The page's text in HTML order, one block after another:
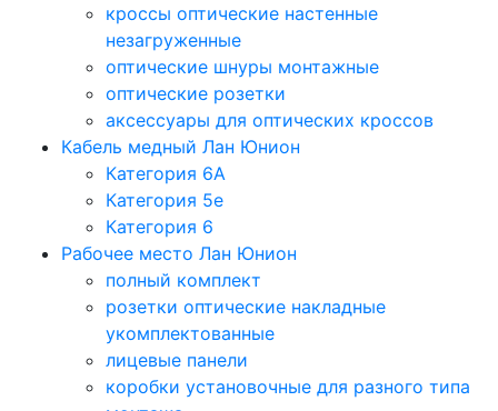
кроссы оптические настенные
незагруженные
оптические шнуры монтажные
оптические розетки
аксессуары для оптических кроссов
Кабель медный Лан Юнион
Категория 6A
Категория 5e
Категория 6
Рабочее место Лан Юнион
полный комплект
розетки оптические накладные
укомплектованные
лицевые панели
коробки установочные для разного типа